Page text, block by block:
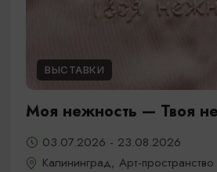
ВЫСТАВКИ
Моя нежность — Твоя
03.07.2026 - 23.08.2026
Калининград, Арт-